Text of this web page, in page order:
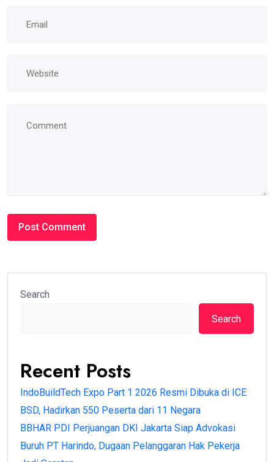
Search
Search
Recent Posts
IndoBuildTech Expo Part 1 2026 Resmi Dibuka di ICE
BSD, Hadirkan 550 Peserta dari 11 Negara
BBHAR PDI Perjuangan DKI Jakarta Siap Advokasi
Buruh PT Harindo, Dugaan Pelanggaran Hak Pekerja